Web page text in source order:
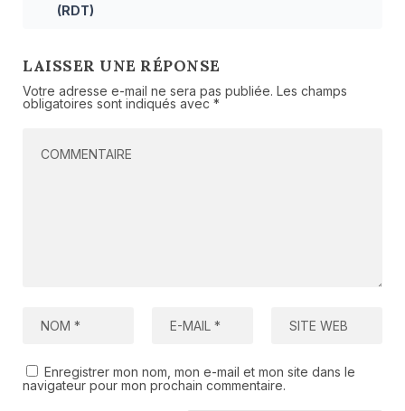
(RDT)
LAISSER UNE RÉPONSE
Votre adresse e-mail ne sera pas publiée. Les champs
obligatoires sont indiqués avec *
Enregistrer mon nom, mon e-mail et mon site dans le
navigateur pour mon prochain commentaire.